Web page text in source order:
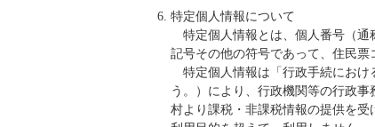
特定個人情報について
特定個人情報とは、個人番号（通
記号その他の符号であって、住民票
特定個人情報は「行政手続にお
う。）により、行政機関等の行政
村より課税・非課税情報の提供を